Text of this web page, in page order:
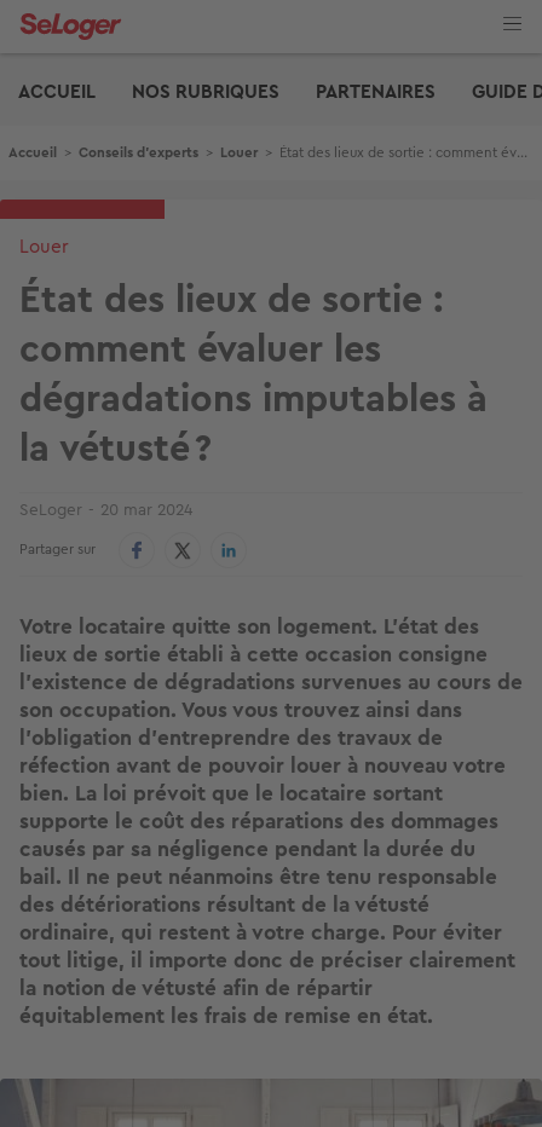
Aller
ACCUEIL
NOS RUBRIQUES PARTENAIRES GUIDE
Fil d'Ariane
Accueil > Conseils d'experts > Louer > État des lieux de sortie : comment évaluer les dégradations imputables à la vétusté ?
Louer
État des lieux de sortie :
comment évaluer les
dégradations imputables à
la vétusté ?
SeLoger 20 mar 2024
Partager sur
Votre locataire quitte son logement. L'état des
lieux de sortie établi à cette occasion consigne
l'existence de dégradations survenues au cours de
son occupation. Vous vous trouvez ainsi dans
l'obligation d'entreprendre des travaux de
réfection avant de pouvoir louer à nouveau votre
bien. La loi prévoit que le locataire sortant
supporte le coût des réparations des dommages
causés par sa négligence pendant la durée du
bail. Il ne peut néanmoins être tenu responsable
des détériorations résultant de la vétusté
ordinaire, qui restent à votre charge. Pour éviter
tout litige, il importe donc de préciser clairement
la notion de vétusté afin de répartir
équitablement les frais de remise en état.
Image